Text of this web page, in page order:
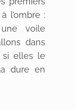
l’ombre :
voile
dans
si elles le
dure en